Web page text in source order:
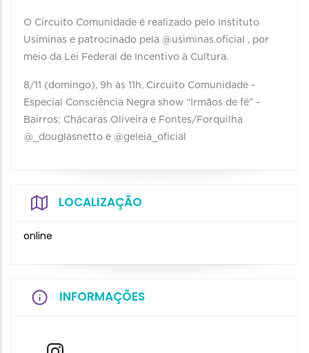
O Circuito Comunidade é realizado pelo Instituto
Usiminas e patrocinado pela @usiminas.oficial , por
meio da Lei Federal de Incentivo à Cultura.
8/11 (domingo), 9h às 11h, Circuito Comunidade -
Especial Consciência Negra show “Irmãos de fé” -
Bairros: Chácaras Oliveira e Fontes/Forquilha
@_douglasnetto e @geleia_oficial
LOCALIZAÇÃO
online
INFORMAÇÕES